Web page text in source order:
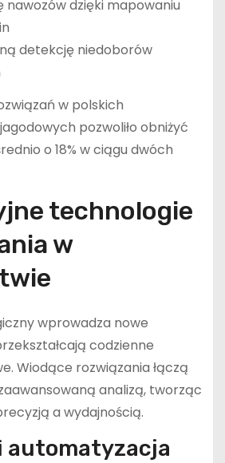
nawozów dzięki mapowaniu
detekcję niedoborów
w polskich
pozwoliło obniżyć
o 18% w ciągu dwóch
technologie
w
wprowadza nowe
codzienne
Wiodące rozwiązania łączą
analizą, tworząc
a wydajnością.
automatyzacja